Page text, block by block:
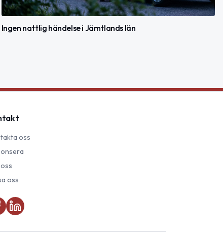
Ingen nattlig händelse i Jämtlands län
oss
oss